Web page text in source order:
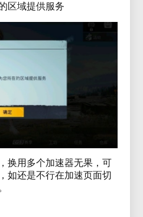
区域提供服务
换用多个加速器无果，可
如还是不行在加速页面切